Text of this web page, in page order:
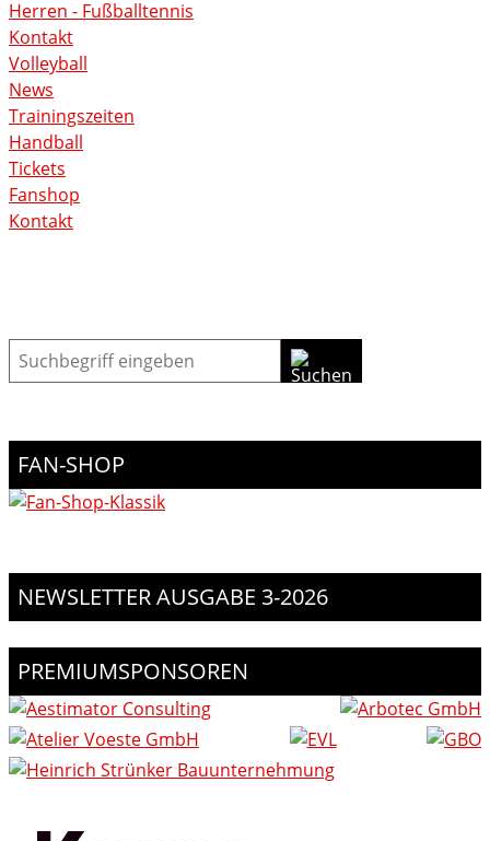
Herren - Fußballtennis
Kontakt
Volleyball
News
Trainingszeiten
Handball
Tickets
Fanshop
Kontakt
Suche
FAN-SHOP
NEWSLETTER AUSGABE 3-2026
PREMIUMSPONSOREN